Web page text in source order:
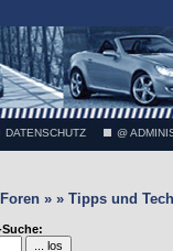
DATENSCHUTZ @
» » Tipps und